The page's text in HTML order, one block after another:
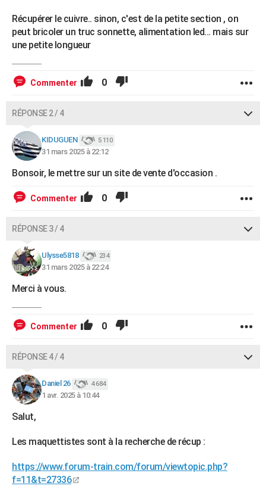
Récupérer le cuivre.. sinon, c'est de la petite section , on
peut bricoler un truc sonnette, alimentation led... mais sur
une petite longueur
Commenter 0
RÉPONSE 2 / 4
KIDUGUEN 5 110
31 mars 2025 à 22:12
Bonsoir, le mettre sur un site de vente d'occasion .
Commenter 0
RÉPONSE 3 / 4
Ulysse5818 234
31 mars 2025 à 22:24
Merci à vous.
Commenter 0
RÉPONSE 4 / 4
Daniel 26 4 684
1 avr. 2025 à 10:44
Salut,
Les maquettistes sont à la recherche de récup :
https://www.forum-train.com/forum/viewtopic.php?
f=11&t=27336